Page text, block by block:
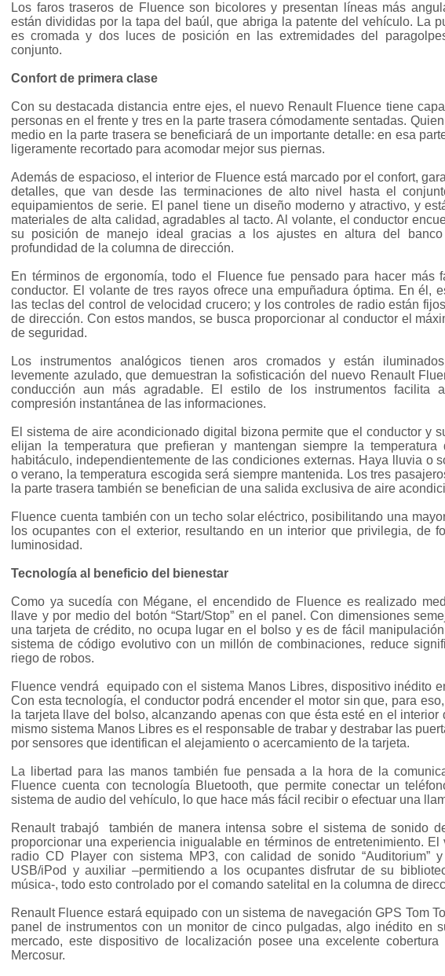
Los faros traseros de Fluence son bicolores y presentan líneas más
están divididas por la tapa del baúl, que abriga la patente del vehículo. La
es cromada y dos luces de posición en las extremidades del
conjunto.
Confort de primera clase
Con su destacada distancia entre ejes, el nuevo Renault Fluence tiene
personas en el frente y tres en la parte trasera cómodamente sentadas.
medio en la parte trasera se beneficiará de un importante detalle: en esa
ligeramente recortado para acomodar mejor sus piernas.
Además de espacioso, el interior de Fluence está marcado por el confort,
detalles, que van desde las terminaciones de alto nivel hasta el
equipamientos de serie. El panel tiene un diseño moderno y atractivo, y
materiales de alta calidad, agradables al tacto. Al volante, el conductor
su posición de manejo ideal gracias a los ajustes en altura del
profundidad de la columna de dirección.
En términos de ergonomía, todo el Fluence fue pensado para hacer más
conductor. El volante de tres rayos ofrece una empuñadura óptima. En él,
las teclas del control de velocidad crucero; y los controles de radio están
de dirección. Con estos mandos, se busca proporcionar al conductor el
de seguridad.
Los instrumentos analógicos tienen aros cromados y están
levemente azulado, que demuestran la sofisticación del nuevo Renault
conducción aun más agradable. El estilo de los instrumentos facilita
compresión instantánea de las informaciones.
El sistema de aire acondicionado digital bizona permite que el conductor y
elijan la temperatura que prefieran y mantengan siempre la temperatura
habitáculo, independientemente de las condiciones externas. Haya lluvia o
o verano, la temperatura escogida será siempre mantenida. Los tres
la parte trasera también se benefician de una salida exclusiva de aire
Fluence cuenta también con un techo solar eléctrico, posibilitando una
los ocupantes con el exterior, resultando en un interior que privilegia, de
luminosidad.
Tecnología al beneficio del bienestar
Como ya sucedía con Mégane, el encendido de Fluence es realizado
llave y por medio del botón “Start/Stop” en el panel. Con dimensiones
una tarjeta de crédito, no ocupa lugar en el bolso y es de fácil
sistema de código evolutivo con un millón de combinaciones, reduce
riego de robos.
Fluence vendrá equipado con el sistema Manos Libres, dispositivo inédito
Con esta tecnología, el conductor podrá encender el motor sin que, para
la tarjeta llave del bolso, alcanzando apenas con que ésta esté en el interior
mismo sistema Manos Libres es el responsable de trabar y destrabar las
por sensores que identifican el alejamiento o acercamiento de la tarjeta.
La libertad para las manos también fue pensada a la hora de la
Fluence cuenta con tecnología Bluetooth, que permite conectar un
sistema de audio del vehículo, lo que hace más fácil recibir o efectuar una
Renault trabajó también de manera intensa sobre el sistema de sonido
proporcionar una experiencia inigualable en términos de entretenimiento. El
radio CD Player con sistema MP3, con calidad de sonido “Auditorium”
USB/iPod y auxiliar –permitiendo a los ocupantes disfrutar de su
música-, todo esto controlado por el comando satelital en la columna de
Renault Fluence estará equipado con un sistema de navegación GPS Tom
panel de instrumentos con un monitor de cinco pulgadas, algo inédito en
mercado, este dispositivo de localización posee una excelente cobertura
Mercosur.